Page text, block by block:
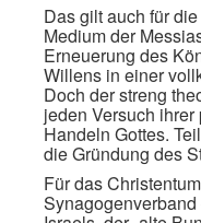
Das gilt auch für
Medium der
Erneuerung des
Willens in einer
Doch der streng
jeden Versuch
Handeln Gottes.
die Gründung des
Für das